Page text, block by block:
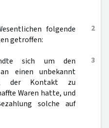
2
folgende
getroffen:
3
sich um den
an einen unbekannt
der Kontakt zu
Waren hatte, und
solche auf